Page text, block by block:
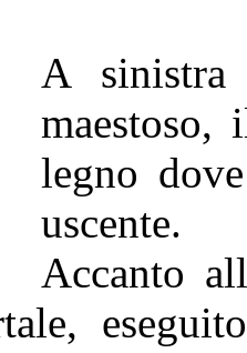
A sinistra
legno
uscente.
Accanto